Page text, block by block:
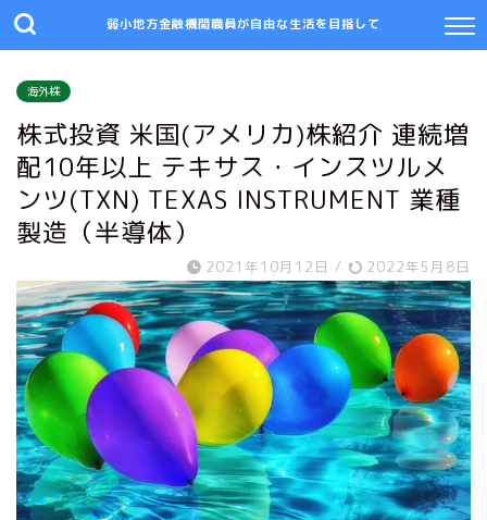
弱小地方金融機関職員が自由な生活を目指して
海外株
株式投資 米国(アメリカ)株紹介 連続増
配10年以上 テキサス・インスツルメ
ンツ(TXN) TEXAS INSTRUMENT 業種
製造（半導体）
2021年10月12日 / 2022年5月8日